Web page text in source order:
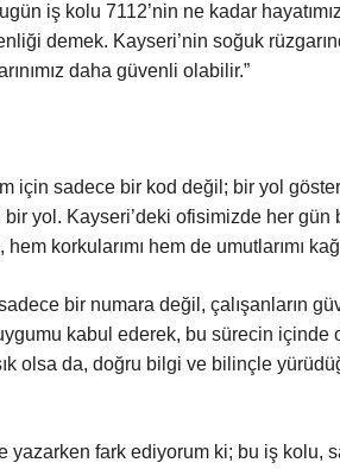
iş kolu 7112’nin ne kadar
demek. Kayseri’nin soğuk
daha güvenli olabilir.”
için sadece bir kod değil; bir yol
yol. Kayseri’deki ofisimizde her gün
korkularımı hem de umutlarımı
bir numara değil, çalışanların
kabul ederek, bu sürecin içinde
olsa da, doğru bilgi ve bilinçle
yazarken fark ediyorum ki; bu iş kolu,